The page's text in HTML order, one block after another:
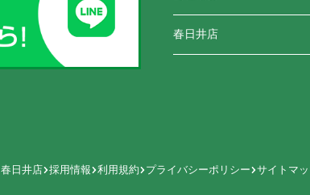
春日井店
春日井店 採用情報 利用規約 プライバシーポリシー サイトマ